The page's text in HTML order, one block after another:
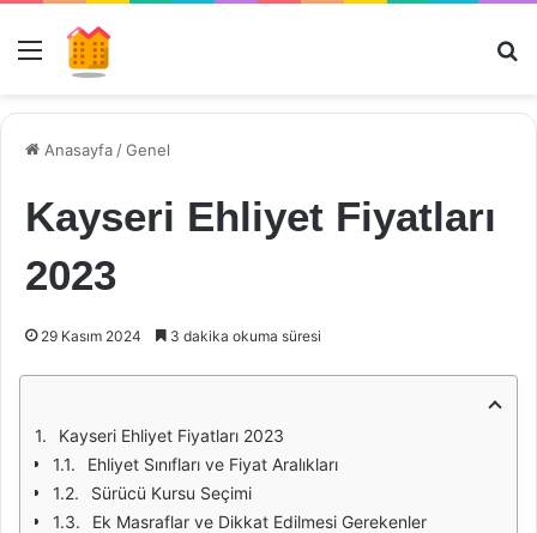
Menü
Anasayfa /Genel
Kayseri Ehliyet Fiyatları
2023
29 Kasım 2024 3 dakika okuma süresi
Kayseri Ehliyet Fiyatları 2023
Ehliyet Sınıfları ve Fiyat Aralıkları
Sürücü Kursu Seçimi
Ek Masraflar ve Dikkat Edilmesi Gerekenler